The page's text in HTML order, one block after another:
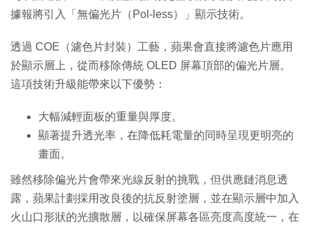
據報將引入「無偏光片（Pol-less）」顯示技術。
透過 COE（濾色片封裝）工藝，蘋果會直接將濾色片應用
於顯示層上，從而移除傳統 OLED 屏幕頂部的偏光片層。
這項技術升級能帶來以下優勢：
大幅減輕面板的重量與厚度。
顯著提升透光率，在降低耗電量的同時呈現更明亮的
畫面。
雖然移除偏光片會帶來光線反射的挑戰，但供應鏈消息透
露，蘋果計劃採用改良後的抗反射塗層，並在顯示層中加入
火山口形狀的光擴散層，以確保屏幕各區亮度高度統一，在